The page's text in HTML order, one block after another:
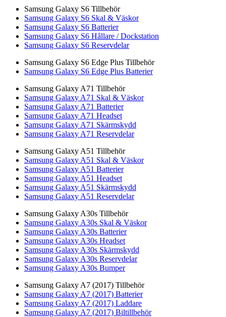
Samsung Galaxy S6 Tillbehör
Samsung Galaxy S6 Skal & Väskor
Samsung Galaxy S6 Batterier
Samsung Galaxy S6 Hållare / Dockstation
Samsung Galaxy S6 Reservdelar
Samsung Galaxy S6 Edge Plus Tillbehör
Samsung Galaxy S6 Edge Plus Batterier
Samsung Galaxy A71 Tillbehör
Samsung Galaxy A71 Skal & Väskor
Samsung Galaxy A71 Batterier
Samsung Galaxy A71 Headset
Samsung Galaxy A71 Skärmskydd
Samsung Galaxy A71 Reservdelar
Samsung Galaxy A51 Tillbehör
Samsung Galaxy A51 Skal & Väskor
Samsung Galaxy A51 Batterier
Samsung Galaxy A51 Headset
Samsung Galaxy A51 Skärmskydd
Samsung Galaxy A51 Reservdelar
Samsung Galaxy A30s Tillbehör
Samsung Galaxy A30s Skal & Väskor
Samsung Galaxy A30s Batterier
Samsung Galaxy A30s Headset
Samsung Galaxy A30s Skärmskydd
Samsung Galaxy A30s Reservdelar
Samsung Galaxy A30s Bumper
Samsung Galaxy A7 (2017) Tillbehör
Samsung Galaxy A7 (2017) Batterier
Samsung Galaxy A7 (2017) Laddare
Samsung Galaxy A7 (2017) Biltillbehör